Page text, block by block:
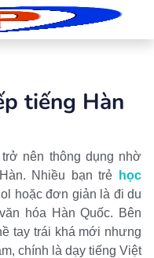
tiếng Hàn
trở nên thông dụng nhờ
Nhiều bạn trẻ
học
hoặc đơn giản là đi du
hóa Hàn Quốc. Bên
tay trái khá mới nhưng
chính là dạy tiếng Việt